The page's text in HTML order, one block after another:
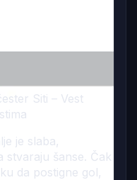
Siti – Vest
je slaba,
stvaraju šanse. Čak
da postigne gol,